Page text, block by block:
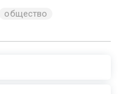
общество